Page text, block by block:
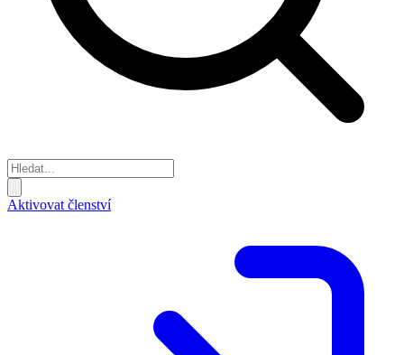
Aktivovat členství